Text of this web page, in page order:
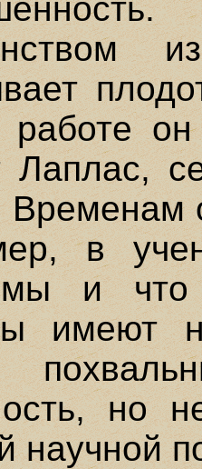
работе
Лаплас,
Временам
в
и что
имеют
но
научной